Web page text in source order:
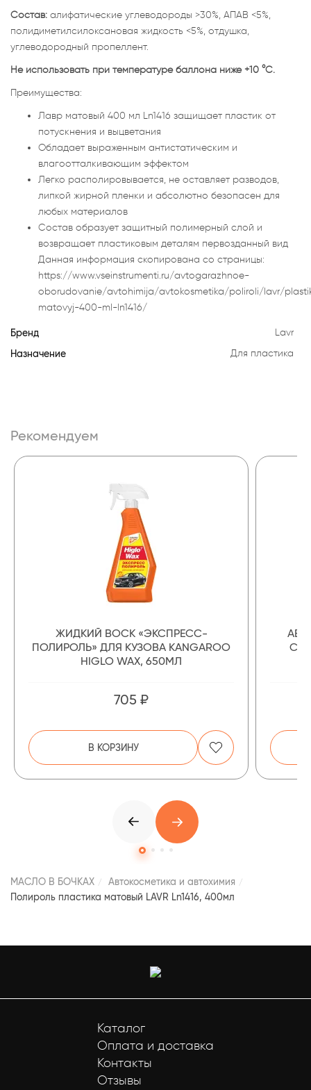
Состав: алифатические углеводороды >30%, АПАВ <5%,
полидиметилсилоксановая жидкость <5%, отдушка,
углеводородный пропеллент.
Не использовать при температуре баллона ниже +10 °C.
Преимущества:
Лавр матовый 400 мл Ln1416 защищает пластик от
потускнения и выцветания
Обладает выраженным антистатическим и
влагоотталкивающим эффектом
Легко располировывается, не оставляет разводов,
липкой жирной пленки и абсолютно безопасен для
любых материалов
Состав образует защитный полимерный слой и
возвращает пластиковым деталям первозданный вид
Данная информация скопирована со страницы:
https://www.vseinstrumenti.ru/avtogarazhnoe-
oborudovanie/avtohimija/avtokosmetika/poliroli/lavr/
matovyj-400-ml-ln1416/
Бренд Lavr
Назначение Для пластика
Рекомендуем
ЖИДКИЙ ВОСК «ЭКСПРЕСС-
ПОЛИРОЛЬ» ДЛЯ КУЗОВА KANGAROO
HIGLO WAX, 650МЛ
705 ₽
В КОРЗИНУ
МАСЛО В БОЧКАХ
Автокосметика и автохимия
Полироль пластика матовый LAVR Ln1416, 400мл
Каталог
Оплата и доставка
Контакты
Отзывы